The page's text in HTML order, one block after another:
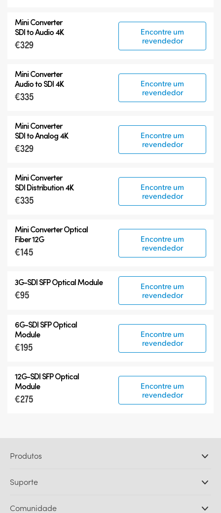
Mini Converter
SDI to Audio 4K
€329
Encontre um
revendedor
Mini Converter
Audio to SDI 4K
€335
Encontre um
revendedor
Mini Converter
SDI to Analog 4K
€329
Encontre um
revendedor
Mini Converter
SDI Distribution 4K
€335
Encontre um
revendedor
Mini Converter Optical
Fiber 12G
€145
Encontre um
revendedor
3G-SDI SFP Optical Module
€95
Encontre um
revendedor
6G-SDI SFP Optical
Module
€195
Encontre um
revendedor
12G-SDI SFP Optical
Module
€275
Encontre um
revendedor
Produtos
DaVinci Resolve e Fusion
Ultimatte
Suporte
Comunidade